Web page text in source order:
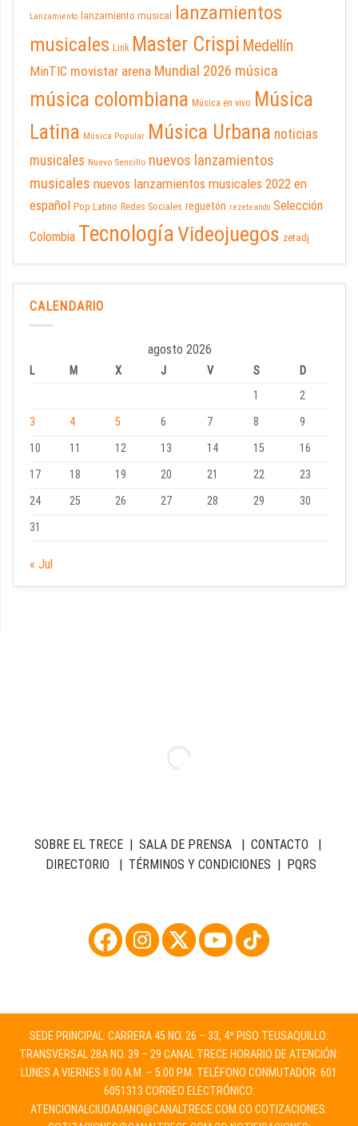
Lanzamiento lanzamiento musical lanzamientos
musicales Link Master Crispi Medellín
MinTIC movistar arena Mundial 2026 música
música colombiana Música en vivo Música
Latina Música Popular Música Urbana noticias
musicales Nuevo Sencillo nuevos lanzamientos
musicales nuevos lanzamientos musicales 2022 en
español Pop Latino Redes Sociales reguetón rezeteando Selección
Colombia TecnologíaVideojuegos zetadj
CALENDARIO
agosto 2026
L M X J V S
D
1
2
3
4 5 6 7 8
9
10
11 12 13 14 15
16
17
18 19 20 21 22
23
24
25 26 27 28 29
30
31
« Jul
SOBRE EL TRECE| SALA DE PRENSA| CONTACTO |
DIRECTORIO | TÉRMINOS Y CONDICIONES | PQRS
SEDE PRINCIPAL: CARRERA 45 NO. 26 – 33, 4º PISO TEUSAQUILLO:
TRANSVERSAL 28A NO. 39 – 29 CANAL TRECE HORARIO DE ATENCIÓN:
LUNES A VIERNES 8:00 A.M. – 5:00 P.M. TELÉFONO CONMUTADOR: 601
6051313 CORREO ELECTRÓNICO:
ATENCIONALCIUDADANO@CANALTRECE.COM.CO COTIZACIONES: